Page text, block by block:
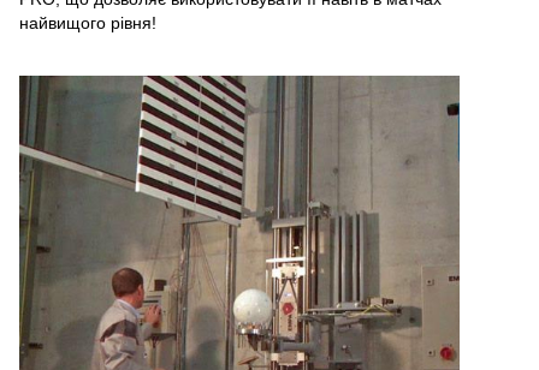
найвищого рівня!